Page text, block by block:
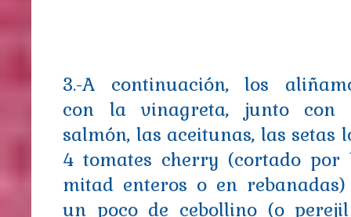
3.-A continuación, los
con la vinagreta, junto con
salmón, las aceitunas, las setas
4 tomates cherry (cortado por
mitad enteros o en
un poco de cebollino (o